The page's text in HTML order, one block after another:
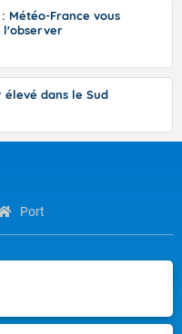
: Météo-France vous
l'observer
élevé dans le Sud
Port